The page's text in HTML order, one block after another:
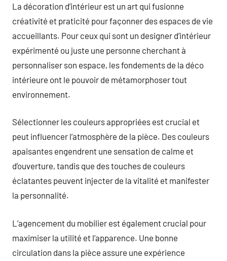
La décoration d’intérieur est un art qui fusionne
créativité et praticité pour façonner des espaces de vie
accueillants. Pour ceux qui sont un designer d’intérieur
expérimenté ou juste une personne cherchant à
personnaliser son espace, les fondements de la déco
intérieure ont le pouvoir de métamorphoser tout
environnement.
Sélectionner les couleurs appropriées est crucial et
peut influencer l’atmosphère de la pièce. Des couleurs
apaisantes engendrent une sensation de calme et
d’ouverture, tandis que des touches de couleurs
éclatantes peuvent injecter de la vitalité et manifester
la personnalité.
L’agencement du mobilier est également crucial pour
maximiser la utilité et l’apparence. Une bonne
circulation dans la pièce assure une expérience